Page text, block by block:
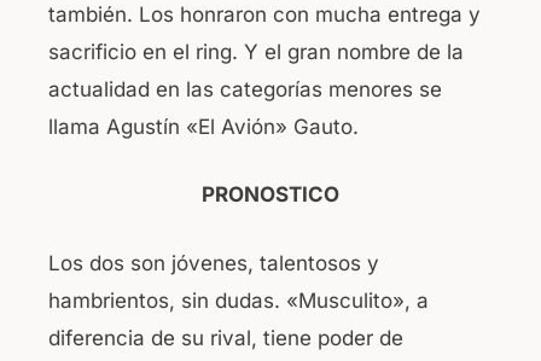
también. Los honraron con mucha entrega y
sacrificio en el ring. Y el gran nombre de la
actualidad en las categorías menores se
llama Agustín «El Avión» Gauto.
PRONOSTICO
Los dos son jóvenes, talentosos y
hambrientos, sin dudas. «Musculito», a
diferencia de su rival, tiene poder de